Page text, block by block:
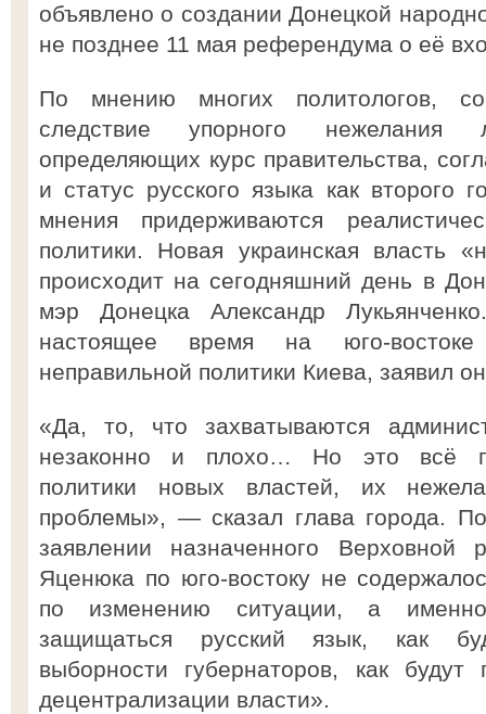
объявлено о создании Донецкой
не позднее 11 мая референдума о её
По мнению многих политологов,
следствие упорного нежелания
определяющих курс правительства,
и статус русского языка как второго
мнения придерживаются
политики. Новая украинская власть
происходит на сегодняшний день в
мэр Донецка Александр
настоящее время на юго-
неправильной политики Киева, заявил
«Да, то, что захватываются
незаконно и плохо… Но это всё
политики новых властей, их
проблемы», — сказал глава города.
заявлении назначенного Верховной
Яценюка по юго-востоку не
по изменению ситуации, а
защищаться русский язык, как
выборности губернаторов, как
децентрализации власти».